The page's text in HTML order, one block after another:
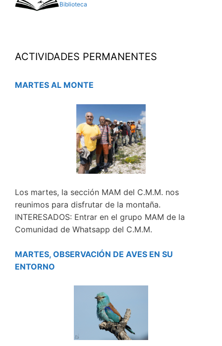
Biblioteca
ACTIVIDADES PERMANENTES
MARTES AL MONTE
Los martes, la sección MAM del C.M.M. nos
reunimos para disfrutar de la montaña.
INTERESADOS: Entrar en el grupo MAM de la
Comunidad de Whatsapp del C.M.M.
MARTES, OBSERVACIÓN DE AVES EN SU
ENTORNO